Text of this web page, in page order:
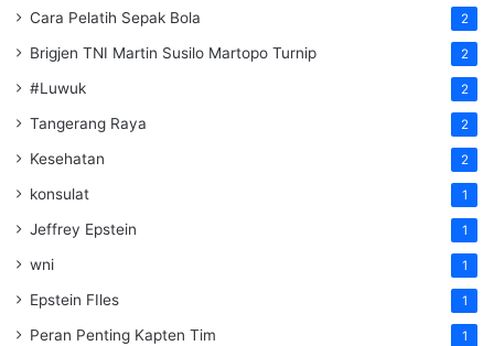
Cara Pelatih Sepak Bola 2
Brigjen TNI Martin Susilo Martopo Turnip 2
#Luwuk 2
Tangerang Raya 2
Kesehatan 2
konsulat 1
Jeffrey Epstein 1
wni 1
Epstein FIles 1
Peran Penting Kapten Tim 1